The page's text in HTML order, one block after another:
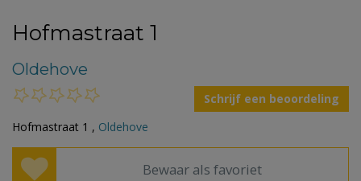
Hofmastraat 1
Oldehove
Schrijf een beoordeling
Hofmastraat 1 , Oldehove
Bewaar als favoriet